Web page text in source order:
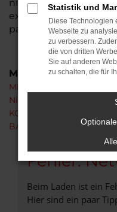
nicht irgendein Auto
exakt das Modell und
passt.
Marken
Mitsubishi
Nissan
KGM
BAW
Fehler:
Beim Laden ist ein
Hier sind ein paar
Statistik und
Diese Technologien
Webseite zu
zu verbessern.
die von dritten
Sie auf anderen
zu schalten, die für